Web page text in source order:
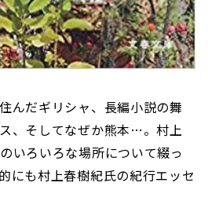
んだギリシャ、長編小説の舞
、そしてなぜか熊本…。村上
いろいろな場所について綴っ
にも村上春樹紀氏の紀行エッセ